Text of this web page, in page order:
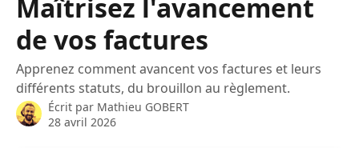
Maîtrisez l'avancement
de vos factures
Apprenez comment avancent vos factures et leurs
différents statuts, du brouillon au règlement.
Écrit par Mathieu GOBERT
28 avril 2026